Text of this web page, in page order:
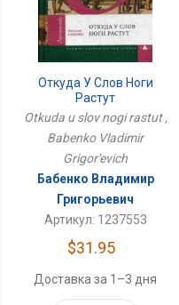
Откуда У Слов Ноги
Растут
Otkuda u slov nogi rastut ,
Babenko Vladimir
Grigor'evich
Бабенко Владимир
Григорьевич
Артикул: 1237553
$31.95
Доставка за 1–3 дня